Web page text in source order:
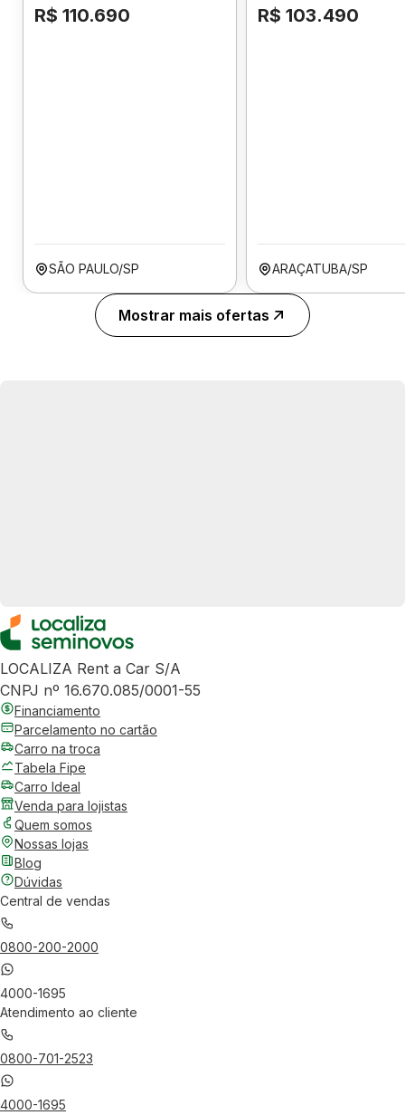
R$ 110.690
SÃO PAULO/SP
R$ 103.490
ARAÇATUBA/SP
Mostrar mais ofertas
LOCALIZA Rent a Car S/A
CNPJ nº 16.670.085/0001-55
Financiamento
Parcelamento no cartão
Carro na troca
Tabela Fipe
Carro Ideal
Venda para lojistas
Quem somos
Nossas lojas
Blog
Dúvidas
Central de vendas
0800-200-2000
4000-1695
Atendimento ao cliente
0800-701-2523
4000-1695